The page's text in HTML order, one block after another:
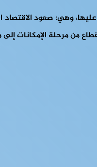
وهي: صعود الاقتصاد
من مرحلة الإمكانات إلى